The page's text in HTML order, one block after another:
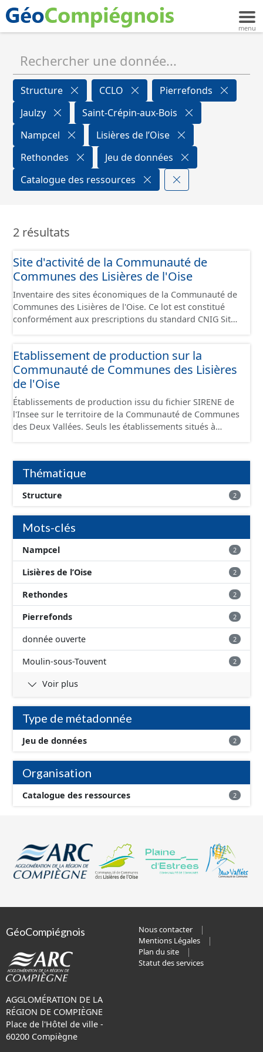
Structure CCLO
Pierrefonds
Jaulzy
Saint-Crépin-aux-Bois
Nampcel
Lisières de l’Oise
Rethondes
Jeu de données
Catalogue des ressources
2 résultats
Site d'activité de la Communauté de
Communes des Lisières de l'Oise
Inventaire des sites économiques de la Communauté de
Communes des Lisières de l'Oise. Ce lot est constitué
conformément aux prescriptions du standard CNIG Sites
Etablissement de production sur la
Communauté de Communes des Lisières
de l'Oise
Établissements de production issu du fichier SIRENE de
l'Insee sur le territoire de la Communauté de Communes
des Deux Vallées. Seuls les établissements situés à
conformément aux prescriptions du standard CNIG Sites
Économiques. Ce lot ne contient pas la référence aux
terrains à vocation économique à ce jour. Il est filtré au-
delà des prescriptions du CNIG se limitant aux SCI.
Thématique
Structure 2
Mots-clés
Nampcel 2
Lisières de l’Oise 2
Rethondes 2
Pierrefonds 2
donnée ouverte 2
Moulin-sous-Touvent 2
Voir plus
Type de métadonnée
Jeu de données 2
Organisation
Catalogue des ressources 2
GéoCompiégnois
AGGLOMÉRATION DE LA
RÉGION DE COMPIÈGNE
Place de l'Hôtel de ville -
60200 Compiègne
Nous contacter
Mentions Légales
Plan du site
Statut des services